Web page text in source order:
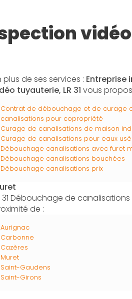
plus de ses services : Entreprise
tuyauterie, LR 31 vous
Contrat de débouchage et de curage
canalisations pour copropriété
Curage de canalisations de maison
Curage de canalisations pour eaux
Débouchage canalisations avec furet
Débouchage canalisations bouchées
Débouchage canalisations prix
31 Débouchage de
de :
Aurignac
Carbonne
Cazères
Muret
Saint-Gaudens
Saint-Girons